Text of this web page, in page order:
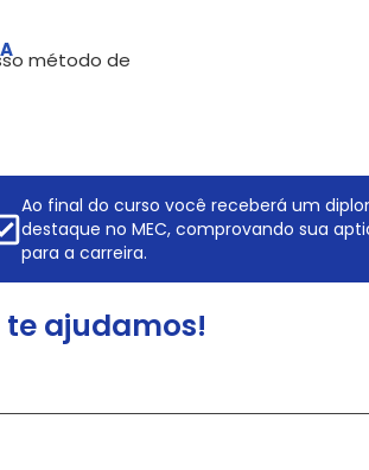
método de
Ao final do curso você receberá um
destaque no MEC, comprovando sua
para a carreira.
ajudamos!